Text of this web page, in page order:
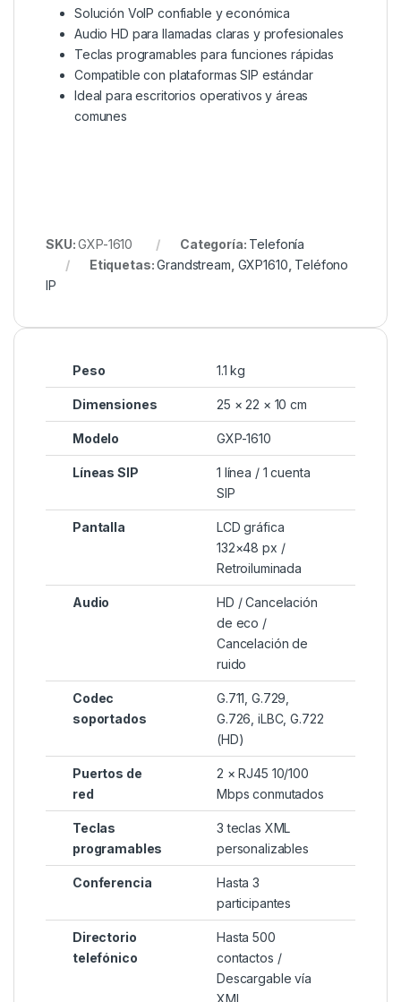
Solución VoIP confiable y económica
Audio HD para llamadas claras y profesionales
Teclas programables para funciones rápidas
Compatible con plataformas SIP estándar
Ideal para escritorios operativos y áreas
comunes
SKU:GXP-1610 Categoría: Telefonía
Etiquetas:Grandstream GXP1610 Teléfono
IP
Peso 1.1 kg
Dimensiones 25 × 22 × 10 cm
Modelo GXP-1610
Líneas SIP
1 línea / 1 cuenta
SIP
Pantalla
LCD gráfica
132×48 px /
Retroiluminada
Audio
HD / Cancelación
de eco /
Cancelación de
ruido
Codec
soportados
G.711, G.729,
G.726, iLBC, G.722
(HD)
Puertos de
red
2 × RJ45 10/100
Mbps conmutados
Teclas
programables
3 teclas XML
personalizables
Conferencia
Hasta 3
participantes
Directorio
telefónico
Hasta 500
contactos /
Descargable vía
XML